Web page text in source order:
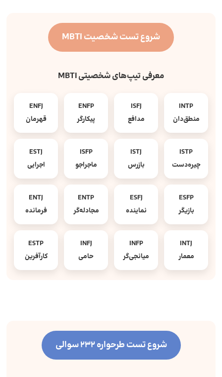
شروع تست شخصیت MBTI
معرفی تیپ‌های شخصیتی MBTI
INTP
منطق‌دان
ISFJ
مدافع
ENFP
پیکارگر
ENFJ
قهرمان
ISTP
چیره‌دست
ISTJ
بازرس
ISFP
ماجراجو
ESTJ
اجرایی
ESFP
بازیگر
ESFJ
نماینده
ENTP
مجادله‌گر
ENTJ
فرمانده
INTJ
معمار
INFP
میانجی‌گر
INFJ
حامی
ESTP
کارآفرین
شروع تست طرحواره 232 سوالی